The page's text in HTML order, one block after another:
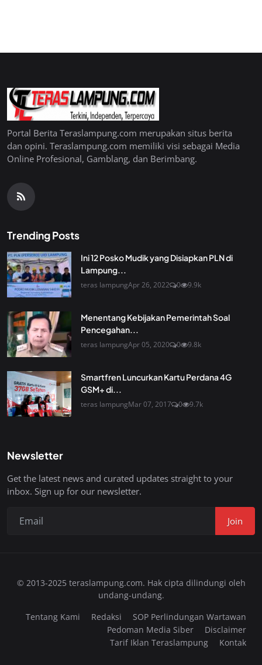
Portal Berita Teraslampung.com merupakan situs berita
dan opini. Teraslampung.com memiliki visi sebagai Media
Online Profesional, Gamblang, dan Berimbang.
Trending Posts
Ini 12 Posko Mudik yang Disiapkan PLN di
Lampung...
teras lampungApr 26, 2022 0 9.9k
Menentang Kebijakan Pemerintah Soal
Pencegahan...
teras lampungApr 05, 2020 0 9.8k
Smartfren Luncurkan Kartu Perdana 4G
GSM+ di...
teras lampungMar 07, 2017 0 9.7k
Newsletter
Get the latest news and curated updates straight to your
inbox. Sign up for our newsletter.
Join
© 2013-2025 teraslampung.com. Hak cipta dilindungi oleh
undang-undang.
Tentang Kami
Redaksi
SOP Perlindungan Wartawan
Pedoman Media Siber
Disclaimer
Tarif Iklan Teraslampung
Kontak